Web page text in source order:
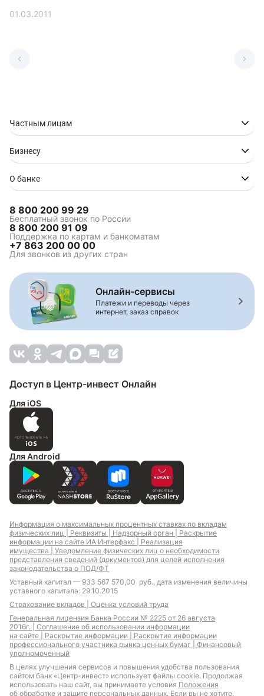
01.03.2011
Частным лицам
Бизнесу
О банке
8 800 200 99 29
Бесплатный звонок по России
8 800 200 91 09
Поддержка по картам и банкоматам
+7 863 200 00 00
Для звонков из других стран
Онлайн-сервисы
Платежи и переводы через
интернет, заказ справок
Доступ в Центр-инвест Онлайн
Для iOS
Для Android
Информация о максимальных процентных ставках по вкладам
физических лиц | Реквизиты | Надзорный орган | Раскрытие
информации на сайте ИА Интерфакс | Реализация
имущества | Уведомление физических лиц о необходимости
представления сведений (документов) для целей исполнения
законодательства о ПОД/ФТ
Уставный капитал — 933 567 570,00 руб., дата изменения величины
уставного капитала: 29.10.2015
Страхование вкладов | Оценка условий труда
Генеральная лицензия Банка России № 2225 от 26 августа
2016г. | Соглашение об использовании информации
на сайте | Раскрытие информации | Раскрытие информации
профессионального участника рынка ценных бумаг | Финансовый
уполномоченный
В целях улучшения сервисов и повышения удобства пользования
сайтом банк «Центр-инвест» использует файлы cookie. Продолжая
использовать наш сайт, вы принимаете условия Положения
об обработке и защите персональных данных. Если вы не хотите,